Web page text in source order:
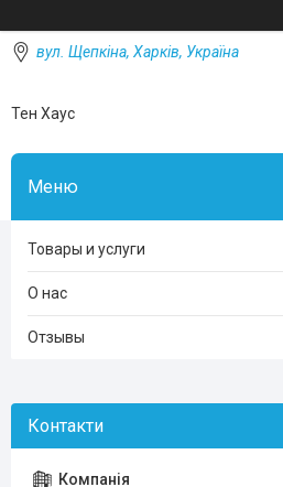
вул. Щепкіна, Харків, Україна
Тен Хаус
Товары и услуги
О нас
Отзывы